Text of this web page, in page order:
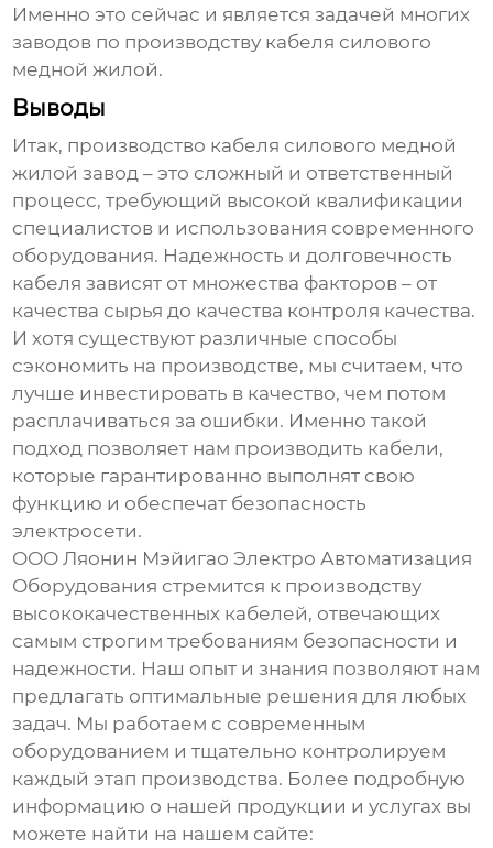
Именно это сейчас и является задачей многих
заводов по производству кабеля силового
медной жилой.
Выводы
Итак, производство кабеля силового медной
жилой завод – это сложный и ответственный
процесс, требующий высокой квалификации
специалистов и использования современного
оборудования. Надежность и долговечность
кабеля зависят от множества факторов – от
качества сырья до качества контроля качества.
И хотя существуют различные способы
сэкономить на производстве, мы считаем, что
лучше инвестировать в качество, чем потом
расплачиваться за ошибки. Именно такой
подход позволяет нам производить кабели,
которые гарантированно выполнят свою
функцию и обеспечат безопасность
электросети.
ООО Ляонин Мэйигао Электро Автоматизация
Оборудования стремится к производству
высококачественных кабелей, отвечающих
самым строгим требованиям безопасности и
надежности. Наш опыт и знания позволяют нам
предлагать оптимальные решения для любых
задач. Мы работаем с современным
оборудованием и тщательно контролируем
каждый этап производства. Более подробную
информацию о нашей продукции и услугах вы
можете найти на нашем сайте: